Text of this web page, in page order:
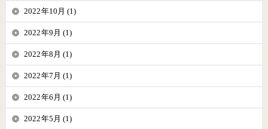
2022年10月 (1)
2022年9月 (1)
2022年8月 (1)
2022年7月 (1)
2022年6月 (1)
2022年5月 (1)